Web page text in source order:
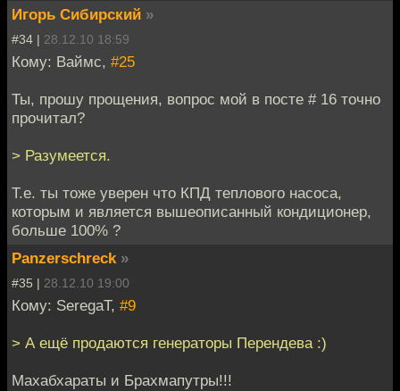
Игорь Сибирский »
#34 | 28.12.10 18:59
Кому: Ваймс, #25
Ты, прошу прощения, вопрос мой в посте # 16 точно
прочитал?
> Разумеется.
Т.е. ты тоже уверен что КПД теплового насоса,
которым и является вышеописанный кондиционер,
больше 100% ?
Panzerschreck »
#35 | 28.12.10 19:00
Кому: SeregaT, #9
> А ещё продаются генераторы Перендева :)
Махабхараты и Брахмапутры!!!